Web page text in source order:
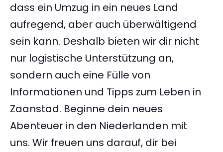
dass ein Umzug in ein neues Land
aufregend, aber auch überwältigend
sein kann. Deshalb bieten wir dir nicht
nur logistische Unterstützung an,
sondern auch eine Fülle von
Informationen und Tipps zum Leben in
Zaanstad. Beginne dein neues
Abenteuer in den Niederlanden mit
uns. Wir freuen uns darauf, dir bei